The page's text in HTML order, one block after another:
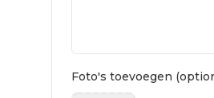
Foto's toevoegen